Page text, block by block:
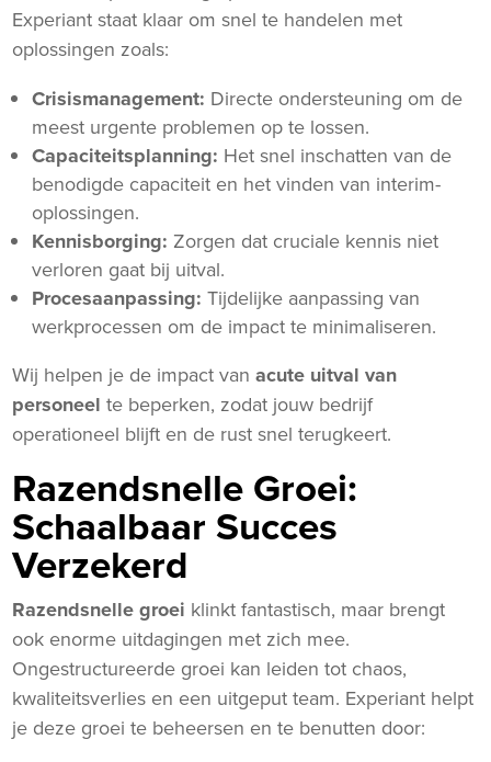
Experiant staat klaar om snel te handelen met
oplossingen zoals:
Crisismanagement: Directe ondersteuning om de
meest urgente problemen op te lossen.
Capaciteitsplanning: Het snel inschatten van de
benodigde capaciteit en het vinden van interim-
oplossingen.
Kennisborging: Zorgen dat cruciale kennis niet
verloren gaat bij uitval.
Procesaanpassing: Tijdelijke aanpassing van
werkprocessen om de impact te minimaliseren.
Wij helpen je de impact vanacute uitval van
personeel te beperken, zodat jouw bedrijf
operationeel blijft en de rust snel terugkeert.
Razendsnelle Groei:
Schaalbaar Succes
Verzekerd
Razendsnelle groei klinkt fantastisch, maar brengt
ook enorme uitdagingen met zich mee.
Ongestructureerde groei kan leiden tot chaos,
kwaliteitsverlies en een uitgeput team. Experiant helpt
je deze groei te beheersen en te benutten door: